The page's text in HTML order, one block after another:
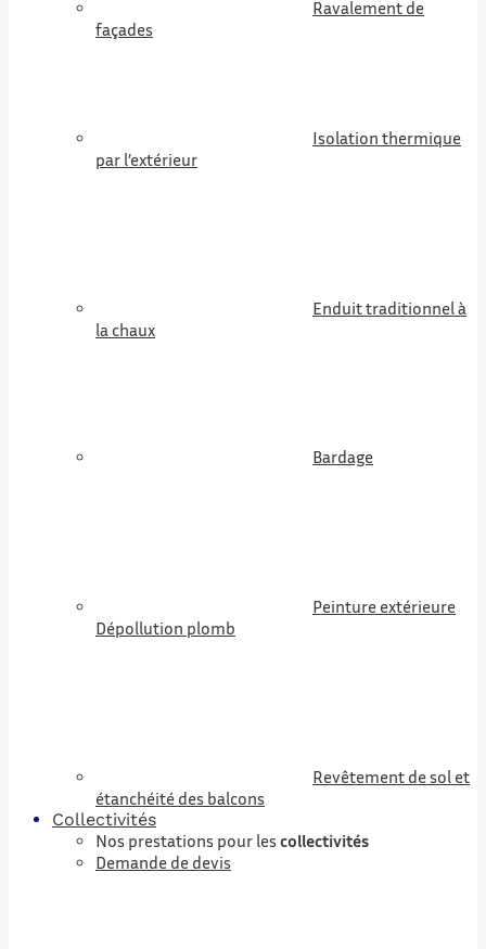
Ravalement de
façades
Isolation thermique
par l’extérieur
Enduit traditionnel à
la chaux
Bardage
Peinture extérieure
Dépollution plomb
Revêtement de sol et
étanchéité des balcons
Collectivités
Nos prestations pour lescollectivités
Demande de devis